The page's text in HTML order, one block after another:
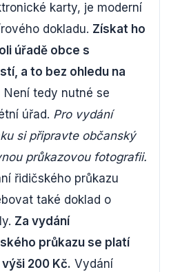
karty, je moderní
dokladu. Získat ho
úřadě obce s
a to bez ohledu na
Není tedy nutné se
úřad. Pro vydání
si připravte občanský
průkazovou fotografii.
řidičského průkazu
také doklad o
Za vydání
průkazu se platí
200 Kč. Vydání